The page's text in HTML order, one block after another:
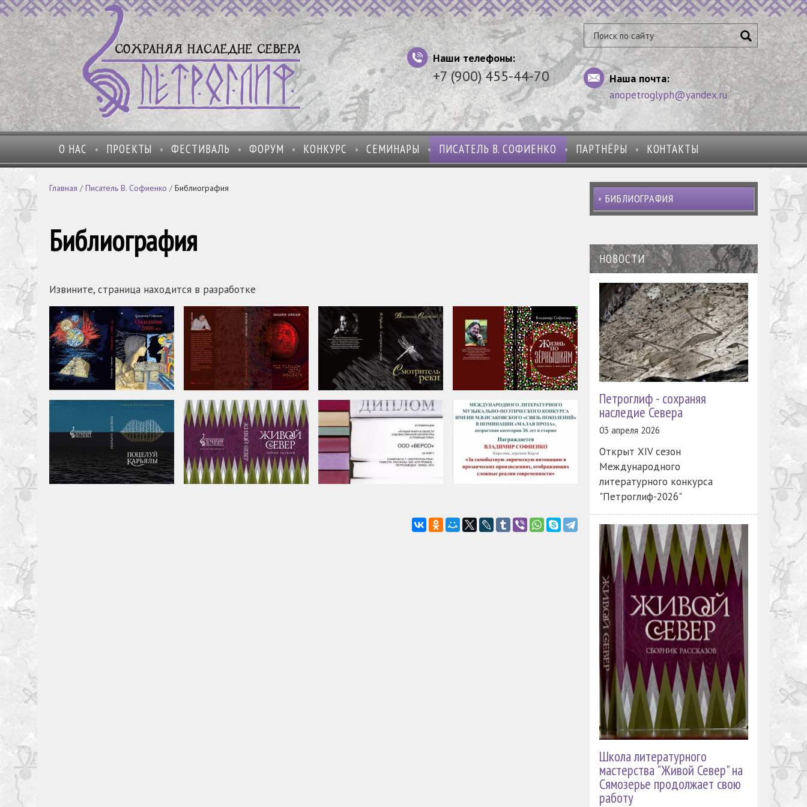
Наши телефоны:
+7 (900) 455-44-70 Наша почта:
anopetroglyph@yandex.ru
О НАС ПРОЕКТЫ ФЕСТИВАЛЬ ФОРУМ КОНКУРС СЕМИНАРЫ ПИСАТЕЛЬ В. СОФИЕНКО ПАРТНЁРЫ КОНТАКТЫ
Главная /Писатель В. Софиенко /Библиография
Библиография
Извините, страница находится в разработке
Ожидание в 2000 лет
Под солнцем цвета
киновари
Смотритель реки Жизнь по зернышкам
БИБЛИОГРАФИЯ
НОВОСТИ
Петроглиф - сохраняя
наследие Севера
03 апреля 2026
Открыт XIV сезон
Международного
литературного конкурса
"Петроглиф-2026"
Школа литературного
мастерства "Живой Север" на
Сямозерье продолжает свою
работу